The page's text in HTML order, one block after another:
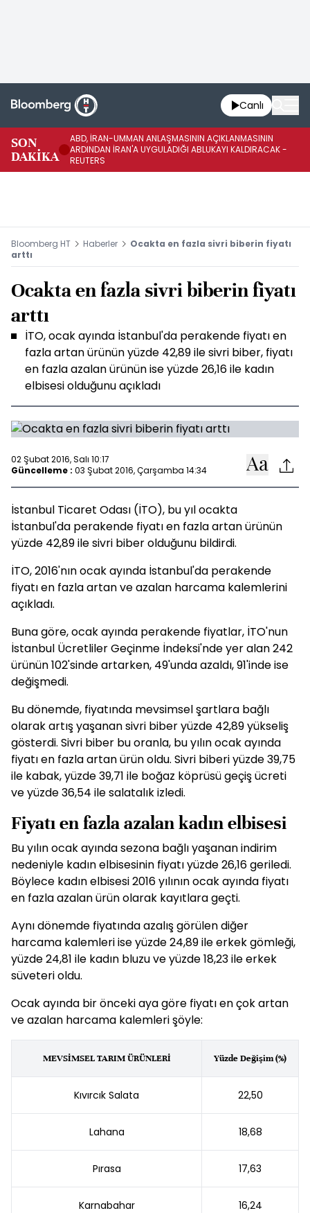
Canlı
SON
DAKİKA
ABD, İRAN-UMMAN ANLAŞMASININ AÇIKLANMASININ
ARDINDAN İRAN'A UYGULADIĞI ABLUKAYI KALDIRACAK -
REUTERS
Bloomberg HT Haberler
Ocakta en fazla sivri biberin fiyatı
arttı
Ocakta en fazla sivri biberin fiyatı
arttı
İTO, ocak ayında İstanbul'da perakende fiyatı en
fazla artan ürünün yüzde 42,89 ile sivri biber, fiyatı
en fazla azalan ürünün ise yüzde 26,16 ile kadın
elbisesi olduğunu açıkladı
02 Şubat 2016, Salı 10:17
Güncelleme : 03 Şubat 2016, Çarşamba 14:34
İstanbul Ticaret Odası (İTO), bu yıl ocakta
İstanbul'da perakende fiyatı en fazla artan ürünün
yüzde 42,89 ile sivri biber olduğunu bildirdi.
İTO, 2016'nın ocak ayında İstanbul'da perakende
fiyatı en fazla artan ve azalan harcama kalemlerini
açıkladı.
Buna göre, ocak ayında perakende fiyatlar, İTO'nun
İstanbul Ücretliler Geçinme İndeksi'nde yer alan 242
ürünün 102'sinde artarken, 49'unda azaldı, 91'inde ise
değişmedi.
Bu dönemde, fiyatında mevsimsel şartlara bağlı
olarak artış yaşanan sivri biber yüzde 42,89 yükseliş
gösterdi. Sivri biber bu oranla, bu yılın ocak ayında
fiyatı en fazla artan ürün oldu. Sivri biberi yüzde 39,75
ile kabak, yüzde 39,71 ile boğaz köprüsü geçiş ücreti
ve yüzde 36,54 ile salatalık izledi.
Fiyatı en fazla azalan kadın elbisesi
Bu yılın ocak ayında sezona bağlı yaşanan indirim
nedeniyle kadın elbisesinin fiyatı yüzde 26,16 geriledi.
Böylece kadın elbisesi 2016 yılının ocak ayında fiyatı
en fazla azalan ürün olarak kayıtlara geçti.
Aynı dönemde fiyatında azalış görülen diğer
harcama kalemleri ise yüzde 24,89 ile erkek gömleği,
yüzde 24,81 ile kadın bluzu ve yüzde 18,23 ile erkek
süveteri oldu.
Ocak ayında bir önceki aya göre fiyatı en çok artan
ve azalan harcama kalemleri şöyle:
MEVSİMSEL TARIM ÜRÜNLERİ Yüzde Değişim (%)
Kıvırcık Salata 22,50
Lahana 18,68
Pırasa 17,63
Karnabahar 16,24